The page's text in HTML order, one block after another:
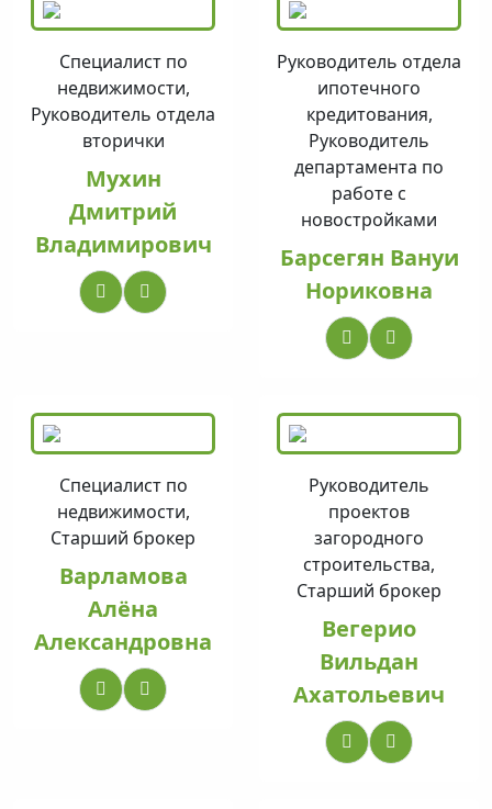
Специалист по
недвижимости,
Руководитель отдела
вторички
Мухин
Дмитрий
Владимирович
Руководитель отдела
ипотечного
кредитования,
Руководитель
департамента по
работе с
новостройками
Барсегян Вануи
Нориковна
Специалист по
недвижимости,
Старший брокер
Варламова
Алёна
Александровна
Руководитель
проектов
загородного
строительства,
Старший брокер
Вегерио
Вильдан
Ахатольевич